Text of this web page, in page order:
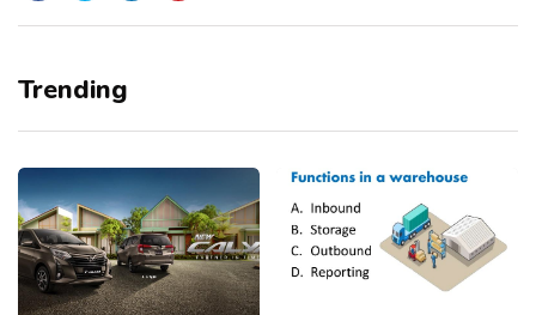
Trending